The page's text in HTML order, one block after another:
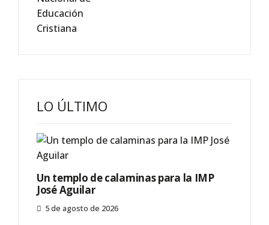
LO ÚLTIMO
Un templo de calaminas para la IMP
José Aguilar
5 de agosto de 2026